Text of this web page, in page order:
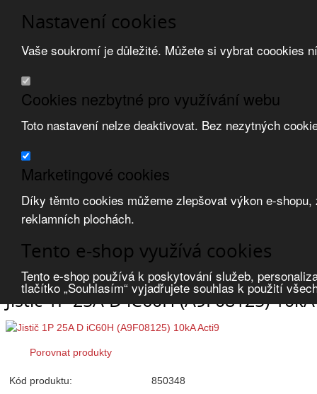
Nastavení cookies
Vaše soukromí je důležité. Můžete si vybrat coookies
Cookies nezbytné pro využívání webu
Toto nastavení nelze deaktivovat. Bez nezytných
Marketingové cookies
Díky těmto cookies můžeme zlepšovat výkon e-
reklamních plochách.
Tento e-shop využívá cookies
Tento e-shop používá k poskytování služeb,
tlačítko „Souhlasím“ vyjadřujete souhlas k použití
Přeskočit na hlavní obsah Přeskočit na doplňující obsah
Obchodní podmínky
Registrace
Zvolte měnu:
Přihlásit uživatele
Úvod Jištění a ochrana jističe modulární jističe
Jistič 1P 25A D iC60H (A9F08125)
Porovnat produkty
Kód produktu:
850348